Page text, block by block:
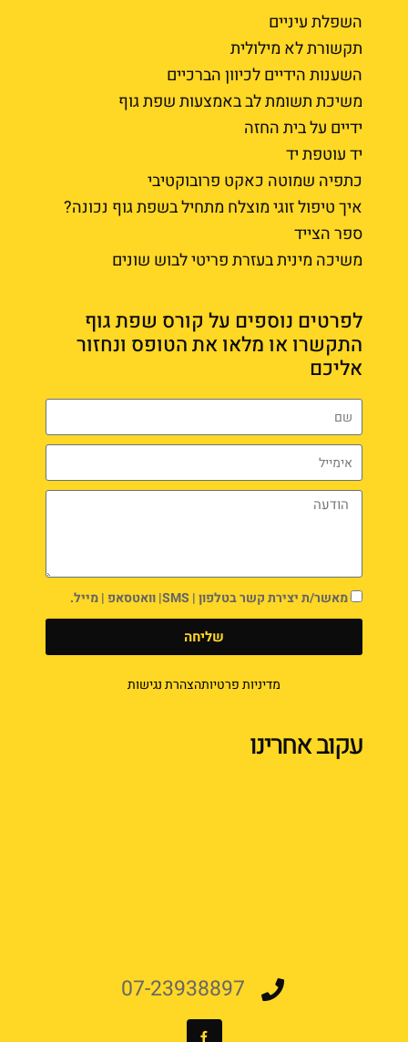
השפלת עיניים
תקשורת לא מילולית
השענות הידיים לכיוון הברכיים
משיכת תשומת לב באמצעות שפת גוף
ידיים על בית החזה
יד עוטפת יד
כתפיה שמוטה כאקט פרובוקטיבי
איך טיפול זוגי מוצלח מתחיל בשפת גוף נכונה?
ספר הצייד
משיכה מינית בעזרת פריטי לבוש שונים
לפרטים נוספים על קורס שפת גוף
התקשרו או מלאו את הטופס ונחזור
אליכם
מאשר/ת יצירת קשר בטלפון | SMS| וואטסאפ | מייל.
שליחה
מדיניות פרטיותהצהרת נגישות
עקוב אחרינו
07-23938897